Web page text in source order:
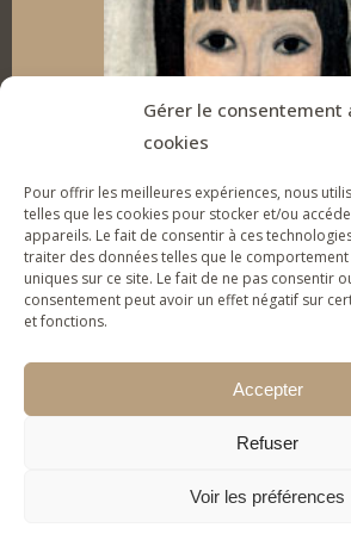
Gérer le consentement
cookies
Pour offrir les meilleures expériences, nous
telles que les cookies pour stocker et/ou
appareils. Le fait de consentir à ces
traiter des données telles que le
uniques sur ce site. Le fait de ne pas consentir
consentement peut avoir un effet négatif sur
et fonctions.
Accepter
Refuser
Voir les préférences
e
d
I
b
o
o
a
g
r
m
u
b
e
SUPPORT THE FOUNDATION
young people & families and help
MAKE A DONATION